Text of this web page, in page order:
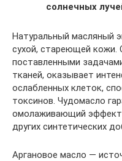
солнечных
Натуральный масляный
сухой, стареющей кожи.
поставленными
тканей, оказывает
ослабленных клеток,
токсинов. Чудомасло
омолаживающий эффект
других синтетических
Аргановое масло —